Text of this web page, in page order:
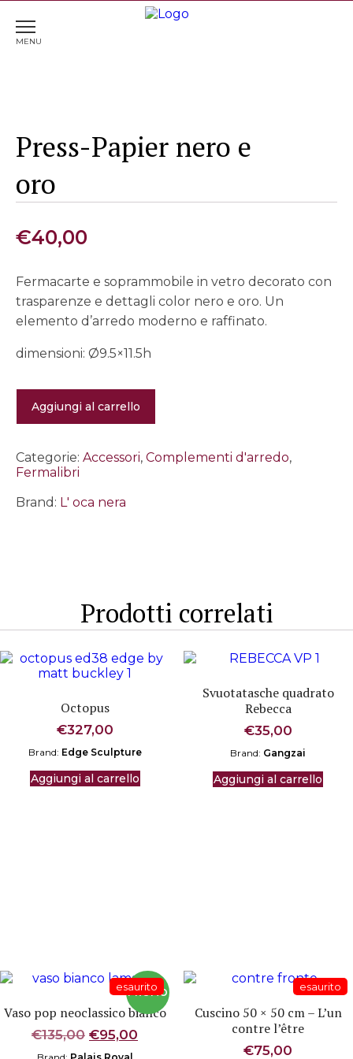
Home Complementi d'arredo
oro
Press-Papier nero e
oro
€40,00
Fermacarte e soprammobile in vetro decorato con
trasparenze e dettagli color nero e oro. Un
elemento d’arredo moderno e raffinato.
dimensioni: Ø9.5×11.5h
Papier
nero
oro
quantità
Aggiungi al carrello
Categorie: Accessori, Complementi d'arredo,
Fermalibri
Brand: L' oca nera
Prodotti correlati
Octopus
€327,00
Brand: Edge Sculpture
Aggiungi al carrello
Svuotatasche quadrato
Rebecca
€35,00
Brand: Gangzai
Aggiungi al carrello
Vaso pop neoclassico bianco
€135,00 Il
prezzo
€95,00
Cuscino 50 × 50 cm – L’un
contre l’être
€75,00